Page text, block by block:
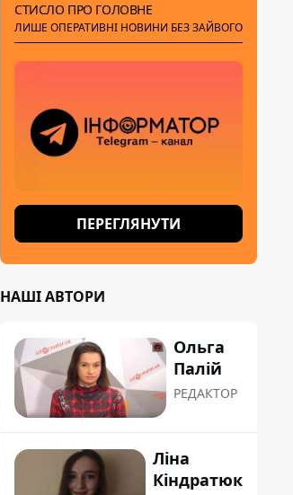
СТИСЛО ПРО ГОЛОВНЕ
ЛИШЕ ОПЕРАТИВНІ НОВИНИ БЕЗ ЗАЙВОГО
ПЕРЕГЛЯНУТИ
НАШІ АВТОРИ
Ольга
Палій
РЕДАКТОР
Ліна
Кіндратюк